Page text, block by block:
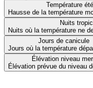
Température été
Hausse de la température
Nuits
Nuits où la température ne
Jours de canicule
Jours où la température
Élévation niveau mer
Élévation prévue du niveau